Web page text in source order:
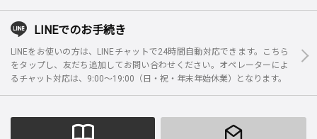
LINEでのお手続き
LINEをお使いの方は、LINEチャットで24時間自動対応できます。こちら
をタップし、友だち追加してお問い合わせください。オペレーターによ
るチャット対応は、9:00～19:00（日・祝・年末年始休業）となります。